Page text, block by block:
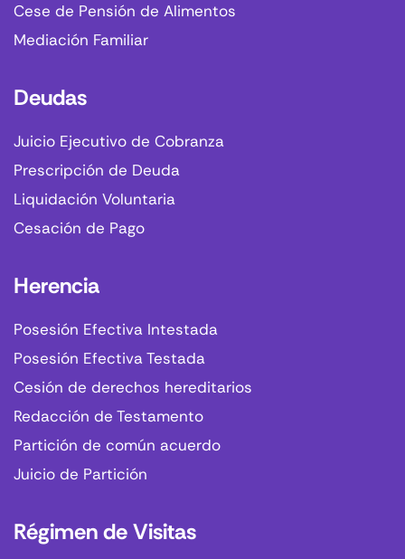
Cese de Pensión de Alimentos
Mediación Familiar
Deudas
Juicio Ejecutivo de Cobranza
Prescripción de Deuda
Liquidación Voluntaria
Cesación de Pago
Herencia
Posesión Efectiva Intestada
Posesión Efectiva Testada
Cesión de derechos hereditarios
Redacción de Testamento
Partición de común acuerdo
Juicio de Partición
Régimen de Visitas